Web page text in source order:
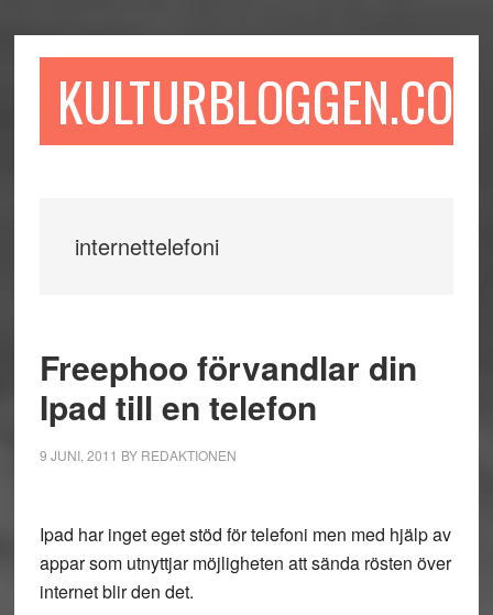
till
till
sidofältet
till
KULTURBLOGGEN.COM
internettelefoni
Freephoo förvandlar din
Ipad till en telefon
9 JUNI, 2011 BY REDAKTIONEN
Ipad har inget eget stöd för telefoni men med hjälp av
appar som utnyttjar möjligheten att sända rösten över
internet blir den det.